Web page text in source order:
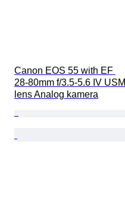
Canon EOS 55 with EF
28-80mm f/3.5-5.6 IV USM
lens Analog kamera